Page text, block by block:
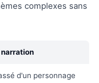
complexes sans
d'un personnage